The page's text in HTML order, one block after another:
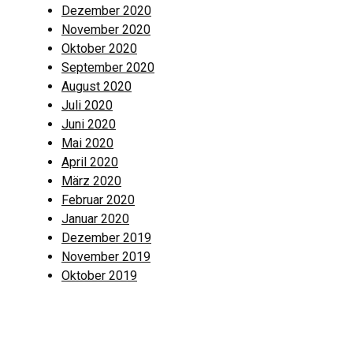
Dezember 2020
November 2020
Oktober 2020
September 2020
August 2020
Juli 2020
Juni 2020
Mai 2020
April 2020
März 2020
Februar 2020
Januar 2020
Dezember 2019
November 2019
Oktober 2019